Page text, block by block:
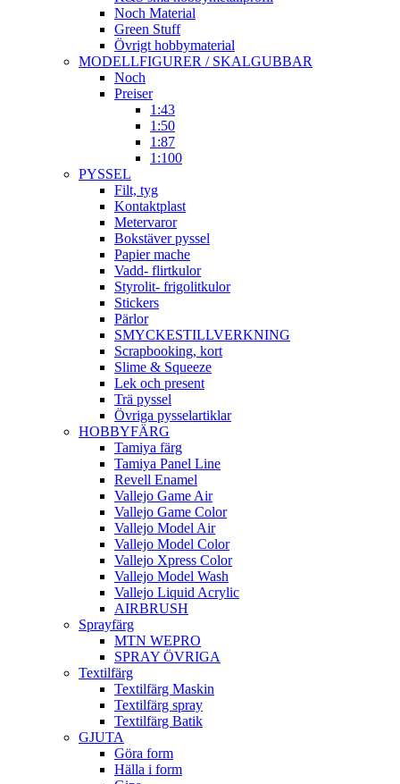
Noch Material
Green Stuff
Övrigt hobbymaterial
MODELLFIGURER / SKALGUBBAR
Noch
Preiser
1:43
1:50
1:87
1:100
PYSSEL
Filt, tyg
Kontaktplast
Metervaror
Bokstäver pyssel
Papier mache
Vadd- flirtkulor
Styrolit- frigolitkulor
Stickers
Pärlor
SMYCKESTILLVERKNING
Scrapbooking, kort
Slime & Squeeze
Lek och present
Trä pyssel
Övriga pysselartiklar
HOBBYFÄRG
Tamiya färg
Tamiya Panel Line
Revell Enamel
Vallejo Game Air
Vallejo Game Color
Vallejo Model Air
Vallejo Model Color
Vallejo Xpress Color
Vallejo Model Wash
Vallejo Liquid Acrylic
AIRBRUSH
Sprayfärg
MTN WEPRO
SPRAY ÖVRIGA
Textilfärg
Textilfärg Maskin
Textilfärg spray
Textilfärg Batik
GJUTA
Göra form
Hälla i form